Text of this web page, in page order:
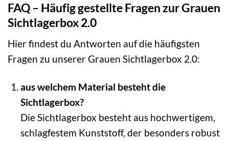
FAQ – Häufig gestellte Fragen zur Grauen
Sichtlagerbox 2.0
Hier findest du Antworten auf die häufigsten
Fragen zu unserer Grauen Sichtlagerbox 2.0:
aus welchem Material besteht die
Sichtlagerbox?
Die Sichtlagerbox besteht aus hochwertigem,
schlagfestem Kunststoff, der besonders robust